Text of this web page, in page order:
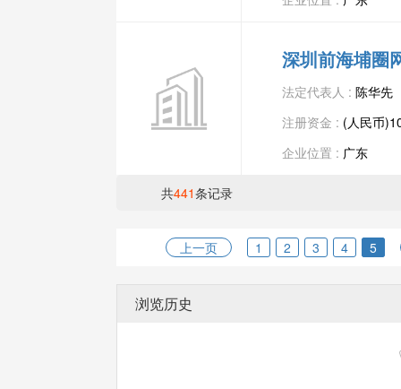
深圳前海埔圈
法定代表人 : 陈华先
注册资金 : (人民币
企业位置 : 广东
共441条记录
上一页 1 2 3 4 5
浏览历史